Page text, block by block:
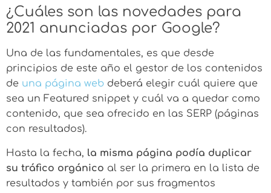
¿Cuáles son las novedades para
2021 anunciadas por Google?
Una de las fundamentales, es que desde
principios de este año el gestor de los contenidos
de una página web deberá elegir cuál quiere que
sea un Featured snippet y cuál va a quedar como
contenido, que sea ofrecido en las SERP (páginas
con resultados).
Hasta la fecha, la misma página podía duplicar
su tráfico orgánico al ser la primera en la lista de
resultados y también por sus fragmentos